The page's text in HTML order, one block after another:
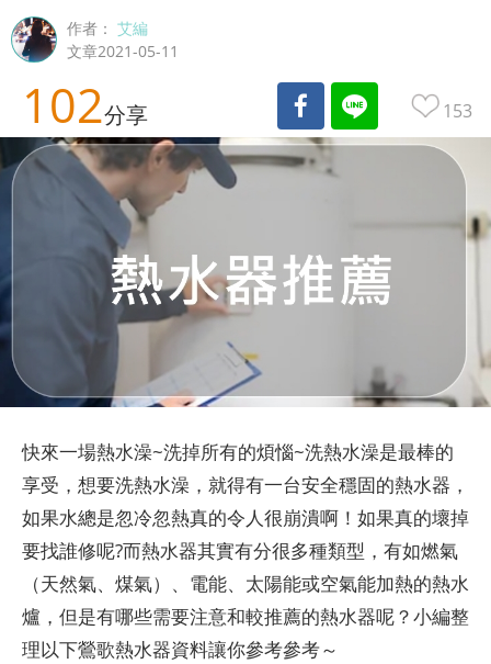
作者：艾編
文章2021-05-11
102分享 153
快來一場熱水澡~洗掉所有的煩惱~洗熱水澡是最棒的
享受，想要洗熱水澡，就得有一台安全穩固的熱水器，
如果水總是忽冷忽熱真的令人很崩潰啊！如果真的壞掉
要找誰修呢?而熱水器其實有分很多種類型，有如燃氣
（天然氣、煤氣）、電能、太陽能或空氣能加熱的熱水
爐，但是有哪些需要注意和較推薦的熱水器呢？小編整
理以下鶯歌熱水器資料讓你參考參考～